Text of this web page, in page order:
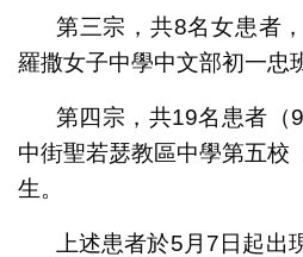
第三宗，共8名女患者
羅撒女子中學中文部初一忠
第四宗，共19名患者（
中街聖若瑟教區中學第五校
生。
上述患者於5月7日起出